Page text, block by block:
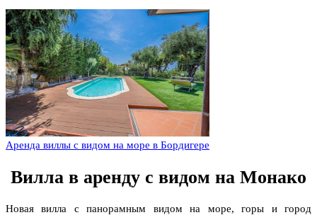
Аренда виллы с видом на море в Бордигере
Вилла в аренду с видом на Монако
Новая вилла с панорамным видом на море, горы и город